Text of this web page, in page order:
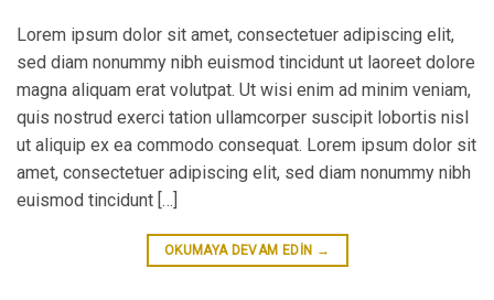
Lorem ipsum dolor sit amet, consectetuer adipiscing elit,
sed diam nonummy nibh euismod tincidunt ut laoreet dolore
magna aliquam erat volutpat. Ut wisi enim ad minim veniam,
quis nostrud exerci tation ullamcorper suscipit lobortis nisl
ut aliquip ex ea commodo consequat. Lorem ipsum dolor sit
amet, consectetuer adipiscing elit, sed diam nonummy nibh
euismod tincidunt […]
OKUMAYA DEVAM EDIN →